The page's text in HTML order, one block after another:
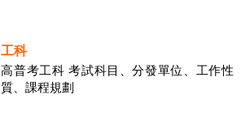
工科
高普考工科 考試科目、分發單位、工作性
質、課程規劃